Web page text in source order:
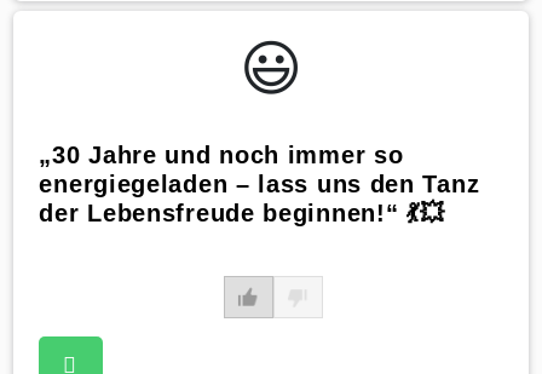
😃️
„30 Jahre und noch immer so
energiegeladen – lass uns den Tanz
der Lebensfreude beginnen!“ 💃💥